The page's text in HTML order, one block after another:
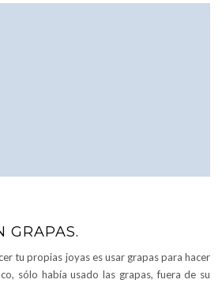
GRAPAS.
tu propias joyas es usar grapas para hacer
sólo había usado las grapas, fuera de su